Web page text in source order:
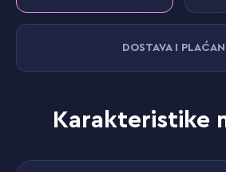
DOSTAVA I
Karakteristike